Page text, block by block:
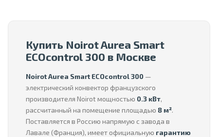
Купить Noirot Aurea Smart
ECOcontrol 300 в Москве
Noirot Aurea Smart ECOcontrol 300 —
электрический конвектор французского
производителя Noirot мощностью 0.3 кВт,
рассчитанный на помещение площадью 8 м².
Поставляется в Россию напрямую с завода в
Лавале (Франция), имеет официальную гарантию